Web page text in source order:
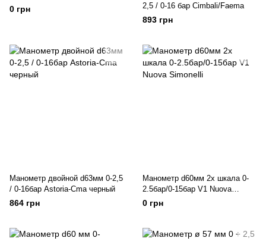
0 грн
2,5 / 0-16 бар Cimbali/Faema
893 грн
Манометр двойной d63мм 0-2,5
/ 0-16бар Astoria-Cma черный
864 грн
Манометр d60мм 2х шкала 0-
2.5бар/0-15бар V1 Nuova
Simonelli
0 грн